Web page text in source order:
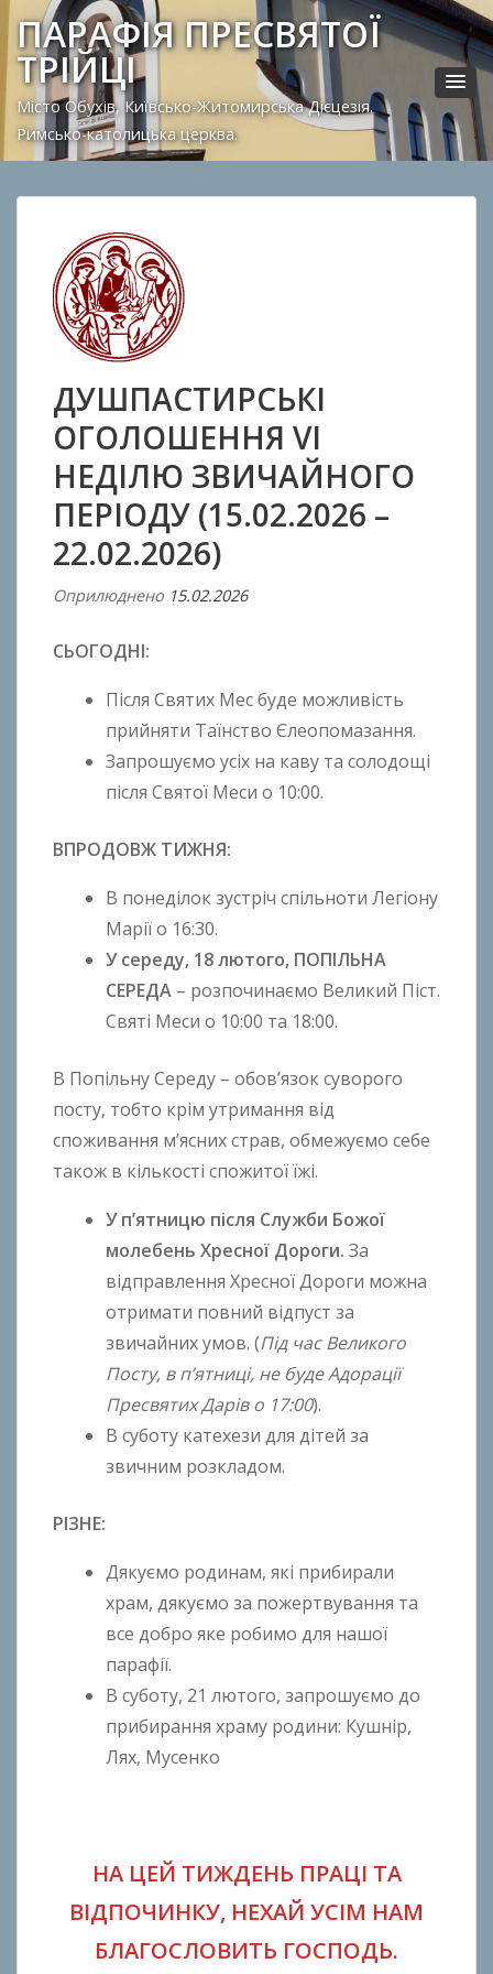
ПАРАФІЯ ПРЕСВЯТОЇ
ТРІЙЦІ
Місто Обухів, Київсько-Житомирська Дієцезія.
Римсько-католицька церква.
ДУШПАСТИРСЬКІ
ОГОЛОШЕННЯ VI
НЕДІЛЮ ЗВИЧАЙНОГО
ПЕРІОДУ (15.02.2026 –
22.02.2026)
Оприлюднено 15.02.2026В
n
t
o
n
h
n
СЬОГОДНІ:
Після Святих Мес буде можливість
прийняти Таїнство Єлеопомазання.
Запрошуємо усіх на каву та солодощі
після Святої Меси о 10:00.
ВПРОДОВЖ ТИЖНЯ:
В понеділок зустріч спільноти Легіону
Марії о 16:30.
У середу, 18 лютого, ПОПІЛЬНА
СЕРЕДА – розпочинаємо Великий Піст.
Святі Меси о 10:00 та 18:00.
В Попільну Середу – обов’язок суворого
посту, тобто крім утримання від
споживання м’ясних страв, обмежуємо себе
також в кількості спожитої їжі.
У п’ятницю після Служби Божої
молебень Хресної Дороги. За
відправлення Хресної Дороги можна
отримати повний відпуст за
звичайних умов. (Під час Великого
Посту, в п’ятниці, не буде Адорації
Пресвятих Дарів о 17:00).
В суботу катехези для дітей за
звичним розкладом.
РІЗНЕ:
Дякуємо родинам, які прибирали
храм, дякуємо за пожертвування та
все добро яке робимо для нашої
парафії.
В суботу, 21 лютого, запрошуємо до
прибирання храму родини: Кушнір,
Лях, Мусенко
НА ЦЕЙ ТИЖДЕНЬ ПРАЦІ ТА
ВІДПОЧИНКУ, НЕХАЙ УСІМ НАМ
БЛАГОСЛОВИТЬ ГОСПОДЬ.